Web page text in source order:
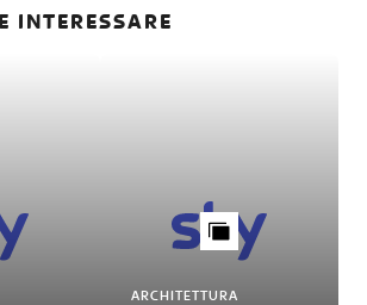
INTERESSARE
ARCHITETTURA